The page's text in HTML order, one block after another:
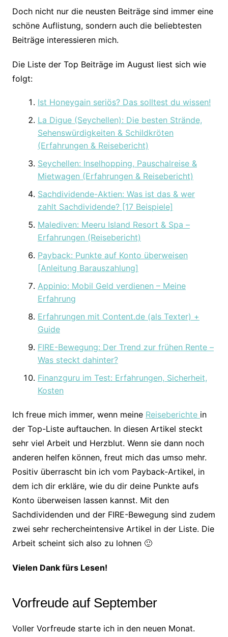
Doch nicht nur die neusten Beiträge sind immer eine
schöne Auflistung, sondern auch die beliebtesten
Beiträge interessieren mich.
Die Liste der Top Beiträge im August liest sich wie
folgt:
Ist Honeygain seriös? Das solltest du wissen!
La Digue (Seychellen): Die besten Strände,
Sehenswürdigkeiten & Schildkröten
(Erfahrungen & Reisebericht)
Seychellen: Inselhopping, Pauschalreise &
Mietwagen (Erfahrungen & Reisebericht)
Sachdividende-Aktien: Was ist das & wer
zahlt Sachdividende? [17 Beispiele]
Malediven: Meeru Island Resort & Spa –
Erfahrungen (Reisebericht)
Payback: Punkte auf Konto überweisen
[Anleitung Barauszahlung]
Appinio: Mobil Geld verdienen – Meine
Erfahrung
Erfahrungen mit Content.de (als Texter) +
Guide
FIRE-Bewegung: Der Trend zur frühen Rente –
Was steckt dahinter?
Finanzguru im Test: Erfahrungen, Sicherheit,
Kosten
Ich freue mich immer, wenn meine Reiseberichte in
der Top-Liste auftauchen. In diesen Artikel steckt
sehr viel Arbeit und Herzblut. Wenn sie dann noch
anderen helfen können, freut mich das umso mehr.
Positiv überrascht bin ich vom Payback-Artikel, in
dem ich dir erkläre, wie du dir deine Punkte aufs
Konto überweisen lassen kannst. Mit den
Sachdividenden und der FIRE-Bewegung sind zudem
zwei sehr rechercheintensive Artikel in der Liste. Die
Arbeit scheint sich also zu lohnen 🙂
Vielen Dank fürs Lesen!
Vorfreude auf September
Voller Vorfreude starte ich in den neuen Monat.